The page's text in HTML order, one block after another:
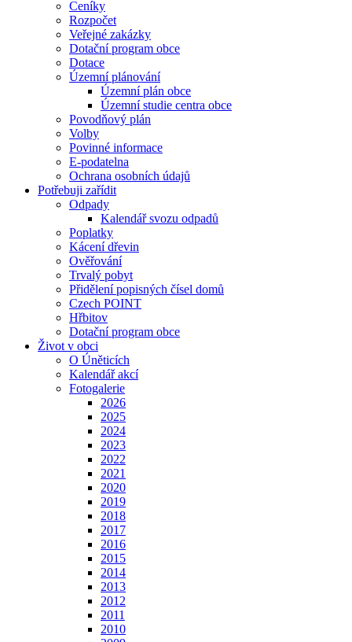
Ceníky
Rozpočet
Veřejné zakázky
Dotační program obce
Dotace
Územní plánování
Územní plán obce
Územní studie centra obce
Povodňový plán
Volby
Povinné informace
E-podatelna
Ochrana osobních údajů
Potřebuji zařídit
Odpady
Kalendář svozu odpadů
Poplatky
Kácení dřevin
Ověřování
Trvalý pobyt
Přidělení popisných čísel domů
Czech POINT
Hřbitov
Dotační program obce
Život v obci
O Úněticích
Kalendář akcí
Fotogalerie
2026
2025
2024
2023
2022
2021
2020
2019
2018
2017
2016
2015
2014
2013
2012
2011
2010